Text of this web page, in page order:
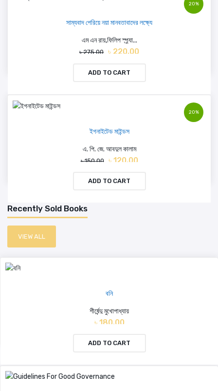
20%
সাম্যবাদ পেরিয়ে নয়া মানবতাবাদের লক্ষ্যে
এম এন রায়,ফিলিপ স্প্র্যা...
৳ 275.00 ৳ 220.00
ADD TO CART
20%
ইগনাইটেড মাইন্ডস
এ. পি. জে. আবদুল কালাম
৳ 150.00 ৳ 120.00
ADD TO CART
Recently Sold Books
VIEW ALL
বনি
শীর্ষেন্দু মুখোপাধ্যায়
৳ 180.00
ADD TO CART